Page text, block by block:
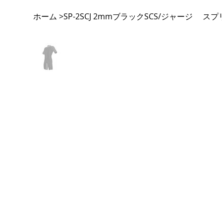
ホーム >SP-2SCJ 2mmブラックSCS/ジャージ スプ